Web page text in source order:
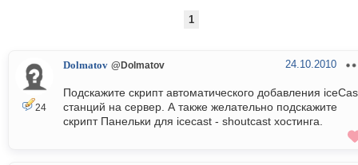
1
24
Dolmatov @Dolmatov 24.10.2010
Подскажите скрипт автоматического добавления
станций на сервер. А также желательно подскажите
скрипт Панельки для icecast - shoutcast хостинга.